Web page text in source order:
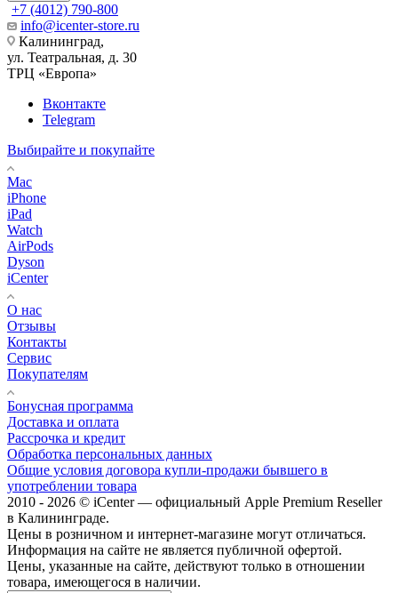
+7 (4012) 790-800
info@icenter-store.ru
Калининград,
ул. Театральная, д. 30
ТРЦ «Европа»
Вконтакте
Telegram
Выбирайте и покупайте
Mac
iPhone
iPad
Watch
AirPods
Dyson
iCenter
О нас
Отзывы
Контакты
Сервис
Покупателям
Бонусная программа
Доставка и оплата
Рассрочка и кредит
Обработка персональных данных
Общие условия договора купли-продажи бывшего в
употреблении товара
2010 - 2026 © iCenter — официальный Apple Premium Reseller
в Калининграде.
Цены в розничном и интернет-магазине могут отличаться.
Информация на сайте не является публичной офертой.
Цены, указанные на сайте, действуют только в отношении
товара, имеющегося в наличии.